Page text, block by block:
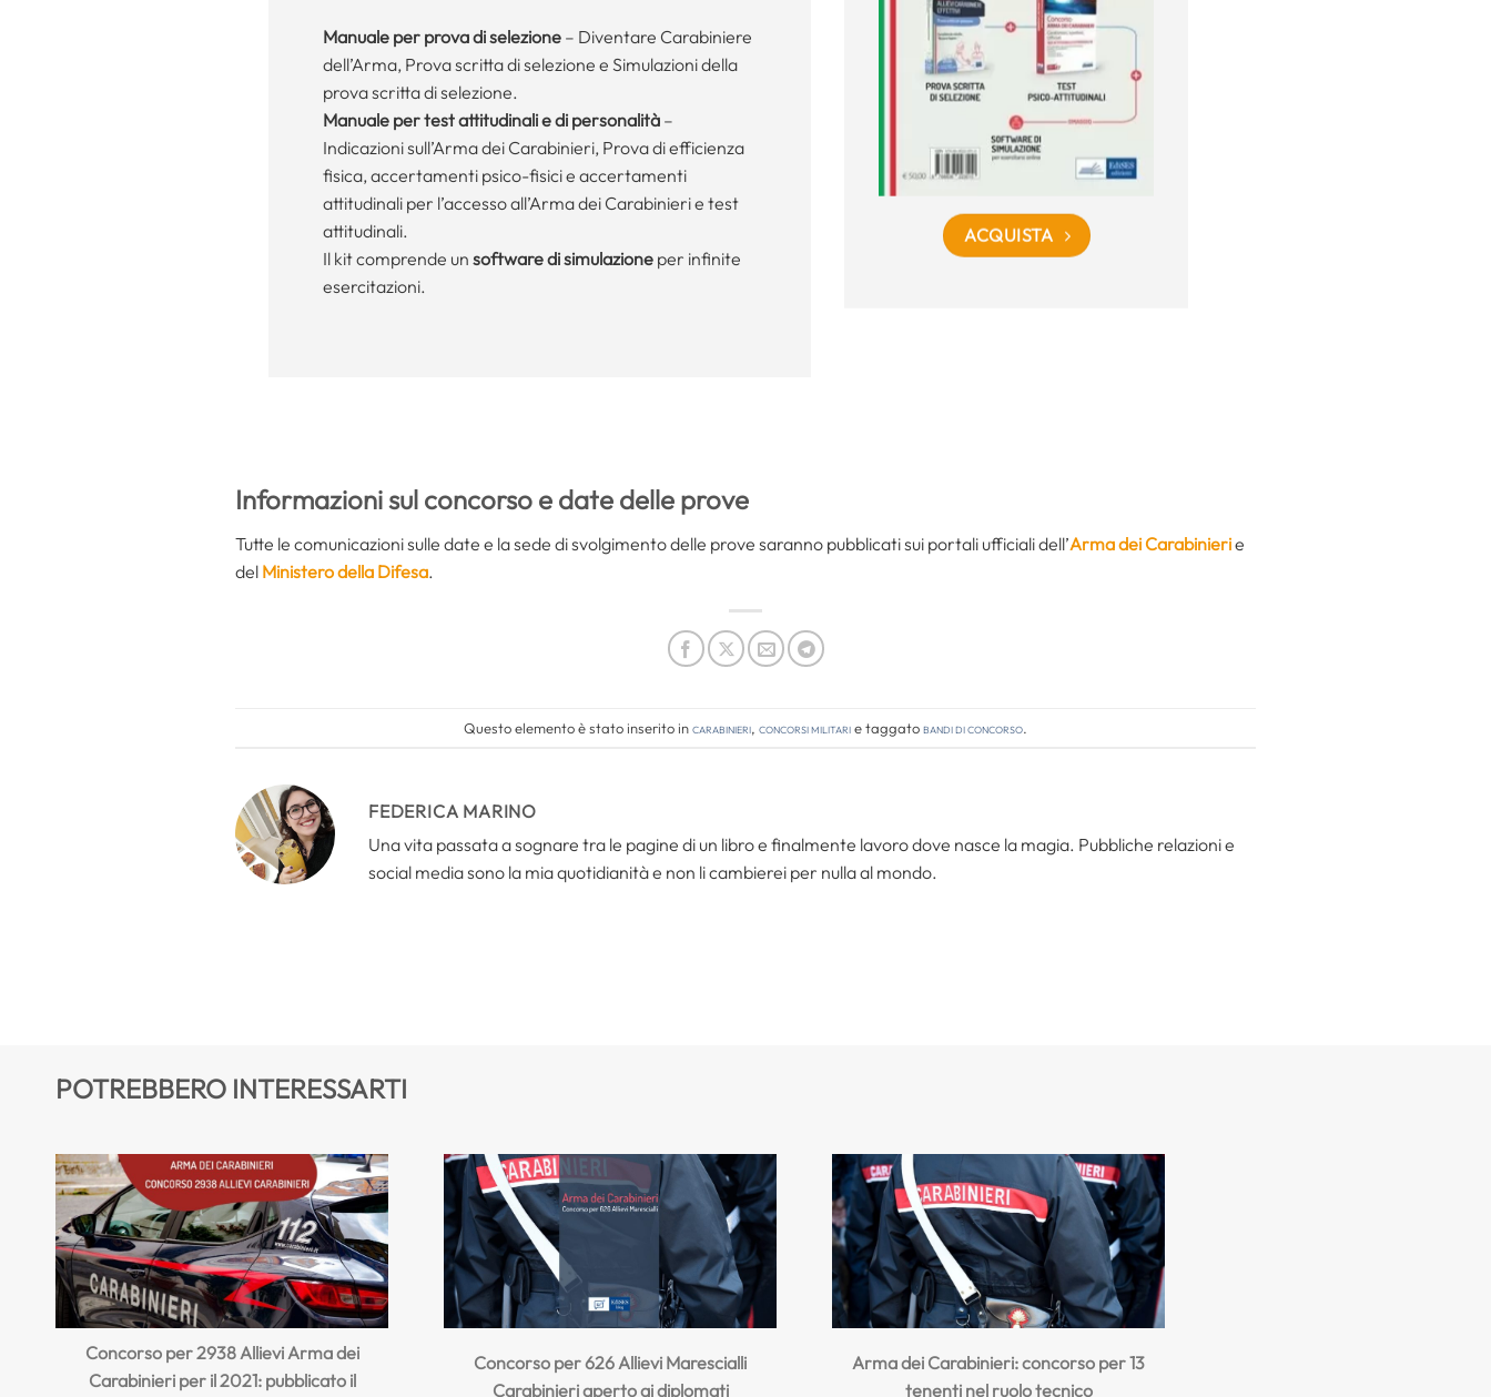
Manuale per prova di selezione– Diventare Carabiniere
dell’Arma, Prova scritta di selezione e Simulazioni della
prova scritta di selezione.
Manuale per test attitudinali e di personalità–
Indicazioni sull’Arma dei Carabinieri, Prova di efficienza
fisica, accertamenti psico-fisici e accertamenti
attitudinali per l’accesso all’Arma dei Carabinieri e test
attitudinali.
Il kit comprende un software di simulazioneper infinite
esercitazioni.
ACQUISTA
Informazioni sul concorso e date delle prove
Tutte le comunicazioni sulle date e la sede di svolgimento delle prove saranno pubblicati sui portali ufficiali dell’Arma dei Carabinierie
del Ministero della Difesa.
Questo elemento è stato inserito inCarabinieri, Concorsi Militarie taggatobandi di concorso.
FEDERICA MARINO
Una vita passata a sognare tra le pagine di un libro e finalmente lavoro dove nasce la magia. Pubbliche relazioni e
social media sono la mia quotidianità e non li cambierei per nulla al mondo.
POTREBBERO INTERESSARTI
Concorso per 2938 Allievi Arma dei
Carabinieri per il 2021: pubblicato il
Concorso per 626 Allievi Marescialli
Carabinieri aperto ai diplomati
Arma dei Carabinieri: concorso per 13
tenenti nel ruolo tecnico